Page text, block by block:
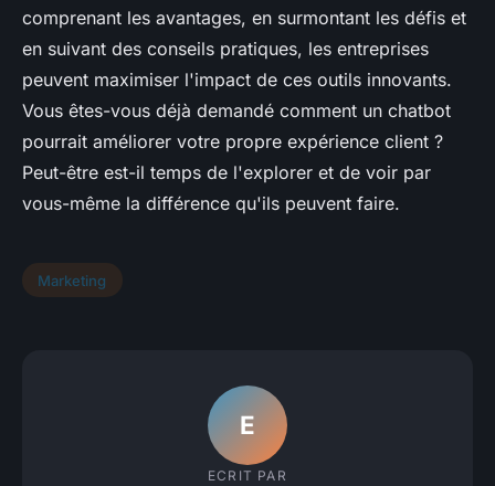
comprenant les avantages, en surmontant les défis et
en suivant des conseils pratiques, les entreprises
peuvent maximiser l'impact de ces outils innovants.
Vous êtes-vous déjà demandé comment un chatbot
pourrait améliorer votre propre expérience client ?
Peut-être est-il temps de l'explorer et de voir par
vous-même la différence qu'ils peuvent faire.
Marketing
E
ECRIT PAR